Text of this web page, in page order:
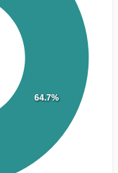
64.7%